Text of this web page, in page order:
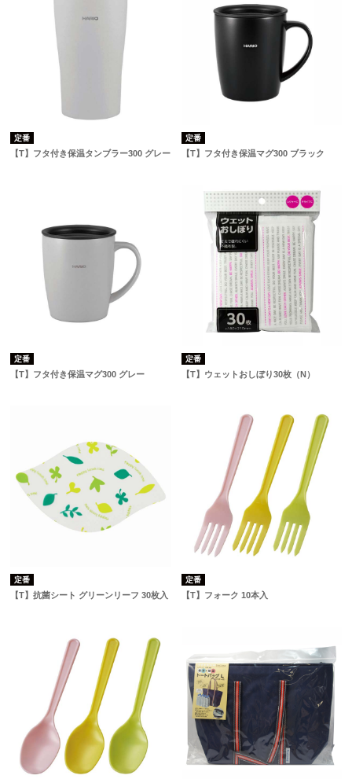
定番
【T】フタ付き保温タンブラー300 グレー
定番
【T】フタ付き保温マグ300 ブラック
定番
【T】フタ付き保温マグ300 グレー
定番
【T】ウェットおしぼり30枚（N）
定番
【T】抗菌シート グリーンリーフ 30枚入
定番
【T】フォーク 10本入